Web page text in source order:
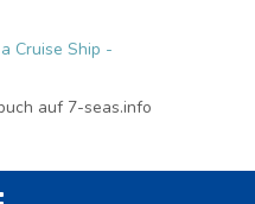
auf 7-seas.info